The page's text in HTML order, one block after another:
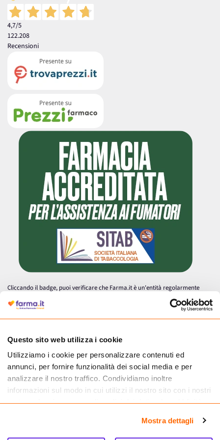
Questo sito web utilizza i cookie
Utilizziamo i cookie per personalizzare contenuti ed
annunci, per fornire funzionalità dei social media e per
analizzare il nostro traffico. Condividiamo inoltre
informazioni sul modo in cui utilizzi il nostro sito con i nostri
partner che si occupano di analisi dei dati web, pubblicità e
informazioni che hai fornito loro o che hanno raccolto dal
tuo utilizzo dei loro servizi.
Mostra dettagli
4,7/5
122.208
Recensioni
Cliccando il badge, puoi verificare che Farma.it è un'entità regolarmente
autorizzata dal Ministero della Salute a effettuare la vendita online di
medicinali.